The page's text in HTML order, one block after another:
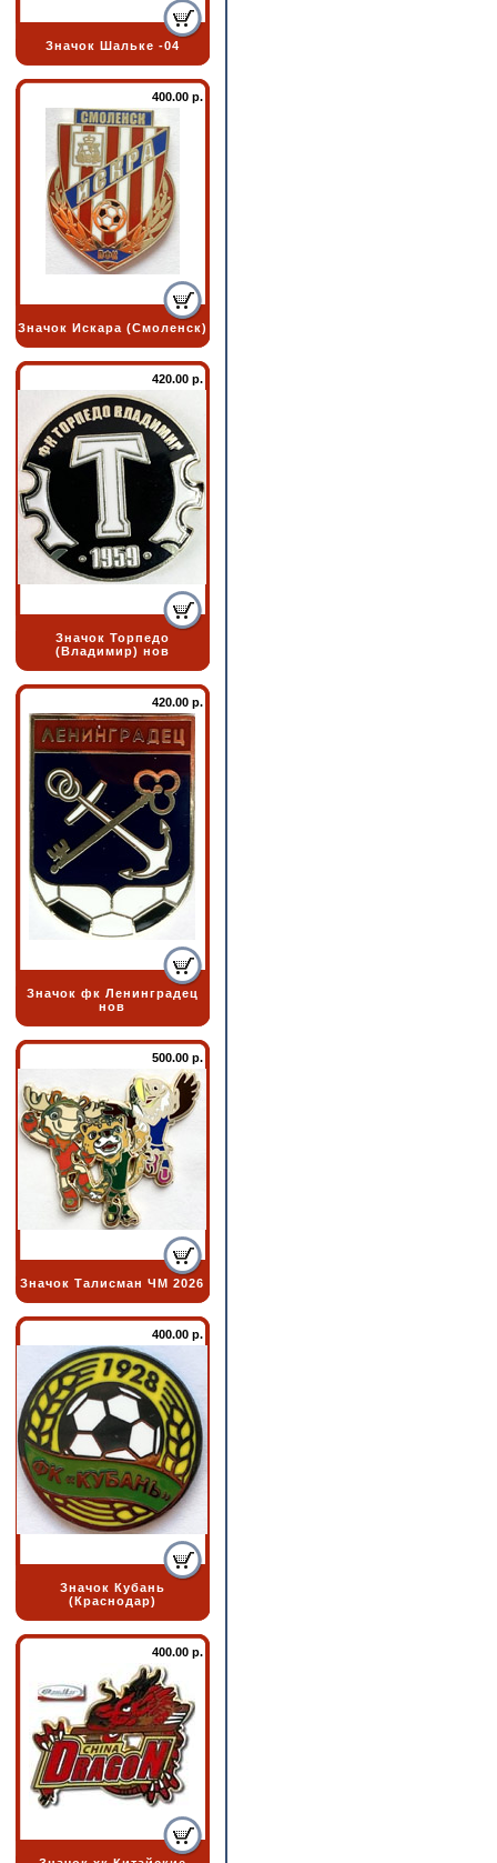
Значок Шальке -04
400.00 р.
Значок Искара (Смоленск)
420.00 р.
Значок Торпедо
(Владимир) нов
420.00 р.
Значок фк Ленинградец
нов
500.00 р.
Значок Талисман ЧМ 2026
400.00 р.
Значок Кубань
(Краснодар)
400.00 р.